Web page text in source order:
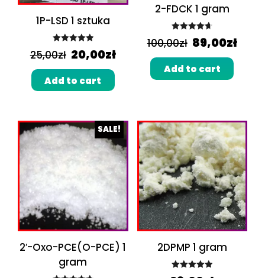
1P-LSD 1 sztuka
Rated5.00
out of 5
25,00zł 20,00zł
Add to cart
2-FDCK 1 gram
Rated4.67
100,00zł 89,00zł
Add to cart
SALE!
2′-Oxo-PCE(O-PCE) 1
gram
2DPMP 1 gram
Rated 5.00